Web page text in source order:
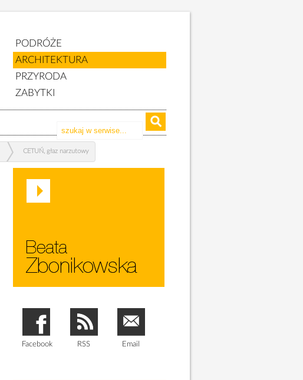
PODRÓŻE
ARCHITEKTURA
PRZYRODA
ZABYTKI
CETUŃ, głaz narzutowy
Facebook RSS Email